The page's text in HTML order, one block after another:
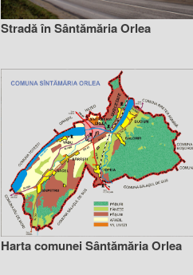
Stradă în Sântămăria Orlea
Harta comunei Sântămăria Orlea